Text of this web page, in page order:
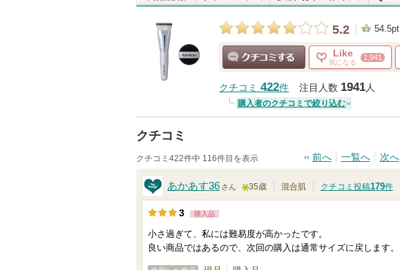
5.2 54.5pt
Like
気になる
1,941
クチコミ 422件 注目人数 1941人
購入者のクチコミで絞り込む
クチコミ
クチコミ422件中 116件目を表示 前へ 一覧へ 次へ
あかあす36 さん
5
以
上
35歳 混合肌 クチコミ投稿179件
3 購入品
小さ過ぎて、私には難易度が高かったです。
良い商品ではあるので、次回の購入は通常サイズに戻します。